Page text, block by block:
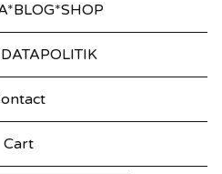
Cart